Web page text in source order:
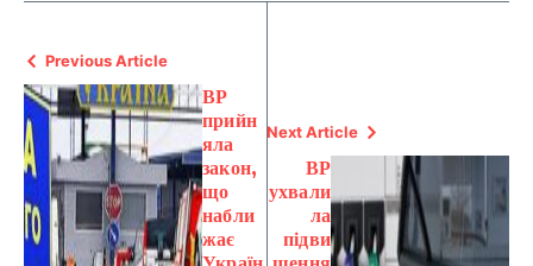
Previous Article
ВР
прийн
яла
закон,
що
набли
жає
Next Article
ВР
ухвали
ла
підви